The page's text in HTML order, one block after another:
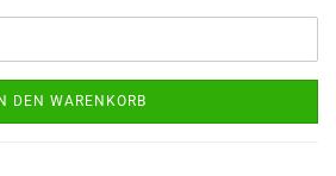
IN DEN WARENKORB